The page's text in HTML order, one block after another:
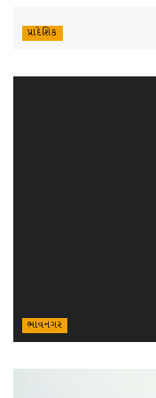
પ્રાદેશિક
ભાવનગર